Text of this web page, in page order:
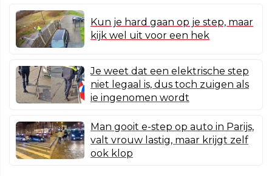
Kun je hard gaan op je step, maar
kijk wel uit voor een hek
Je weet dat een elektrische step
niet legaal is, dus toch zuigen als
ie ingenomen wordt
Man gooit e-step op auto in Parijs,
valt vrouw lastig, maar krijgt zelf
ook klop